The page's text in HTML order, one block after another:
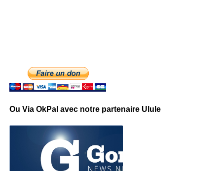
Ou Via OkPal avec notre partenaire Ulule